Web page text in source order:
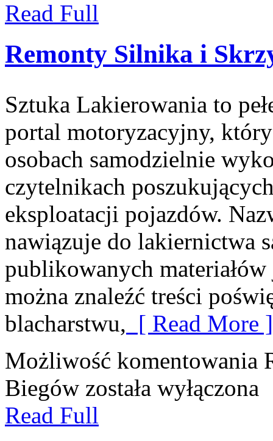
Read Full
Remonty Silnika i
Sztuka Lakierowania to
portal motoryzacyjny,
osobach samodzielnie
czytelnikach
eksploatacji pojazdów.
nawiązuje do lakiernictwa
publikowanych materiałów
można znaleźć treści
blacharstwu, [ Read More ]
Możliwość komentowania
Biegów została wyłączona
Read Full